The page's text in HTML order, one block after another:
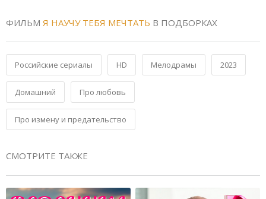
ФИЛЬМ Я НАУЧУ ТЕБЯ МЕЧТАТЬ В ПОДБОРКАХ
Российские сериалы HD Мелодрамы 2023
Домашний Про любовь
Про измену и предательство
СМОТРИТЕ ТАКЖЕ